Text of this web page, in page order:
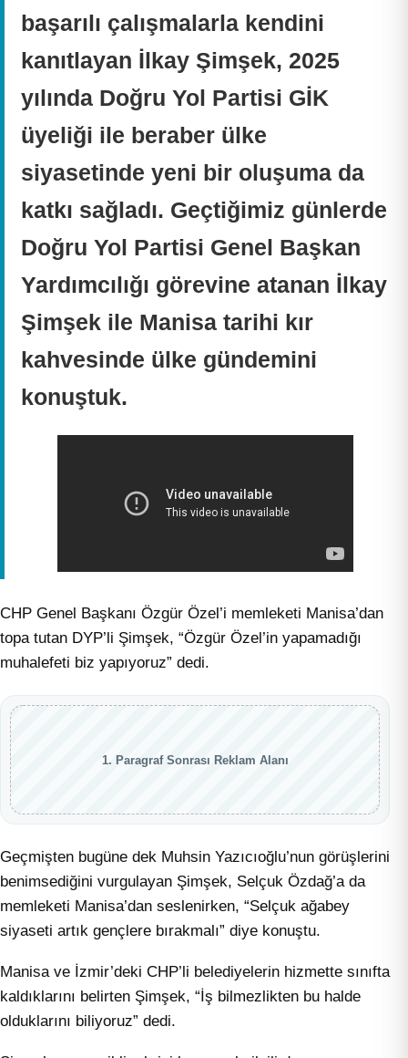
başarılı çalışmalarla kendini
kanıtlayan İlkay Şimşek, 2025
yılında Doğru Yol Partisi GİK
üyeliği ile beraber ülke
siyasetinde yeni bir oluşuma da
katkı sağladı. Geçtiğimiz günlerde
Doğru Yol Partisi Genel Başkan
Yardımcılığı görevine atanan İlkay
Şimşek ile Manisa tarihi kır
kahvesinde ülke gündemini
konuştuk.
CHP Genel Başkanı Özgür Özel’i memleketi Manisa’dan
topa tutan DYP’li Şimşek, “Özgür Özel’in yapamadığı
muhalefeti biz yapıyoruz” dedi.
1. Paragraf Sonrası Reklam Alanı
Geçmişten bugüne dek Muhsin Yazıcıoğlu’nun görüşlerini
benimsediğini vurgulayan Şimşek, Selçuk Özdağ’a da
memleketi Manisa’dan seslenirken, “Selçuk ağabey
siyaseti artık gençlere bırakmalı” diye konuştu.
Manisa ve İzmir’deki CHP’li belediyelerin hizmette sınıfta
kaldıklarını belirten Şimşek, “İş bilmezlikten bu halde
olduklarını biliyoruz” dedi.